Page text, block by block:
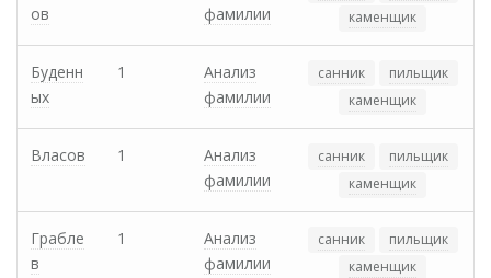
ов
фамилии
каменщик
Буденн
ых
1
Анализ
фамилии
санник
пильщик
каменщик
Власов 1
Анализ
фамилии
санник
пильщик
каменщик
Грабле
в
1
Анализ
фамилии
санник
пильщик
каменщик